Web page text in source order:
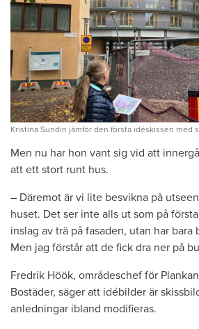
Kristina Sundin jämför den första idéskissen med
Men nu har hon vant sig vid att
att ett stort runt hus.
– Däremot är vi lite besvikna på
huset. Det ser inte alls ut som på
inslag av trä på fasaden, utan har
Men jag förstår att de fick dra ner på
Fredrik Höök, områdeschef för
Bostäder, säger att idébilder är
anledningar ibland modifieras.